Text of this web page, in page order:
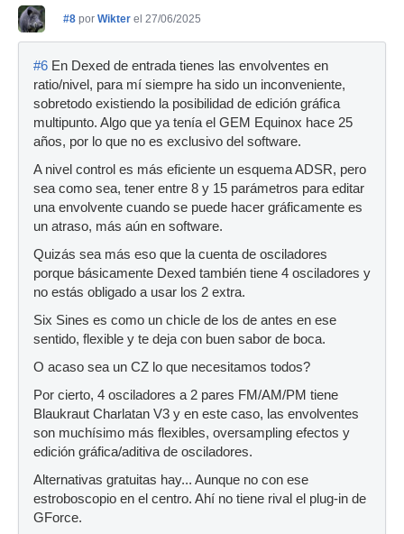
#8 por Wikter el 27/06/2025
#6 En Dexed de entrada tienes las envolventes en
ratio/nivel, para mí siempre ha sido un inconveniente,
sobretodo existiendo la posibilidad de edición gráfica
multipunto. Algo que ya tenía el GEM Equinox hace 25
años, por lo que no es exclusivo del software.
A nivel control es más eficiente un esquema ADSR, pero
sea como sea, tener entre 8 y 15 parámetros para editar
una envolvente cuando se puede hacer gráficamente es
un atraso, más aún en software.
Quizás sea más eso que la cuenta de osciladores
porque básicamente Dexed también tiene 4 osciladores y
no estás obligado a usar los 2 extra.
Six Sines es como un chicle de los de antes en ese
sentido, flexible y te deja con buen sabor de boca.
O acaso sea un CZ lo que necesitamos todos?
Por cierto, 4 osciladores a 2 pares FM/AM/PM tiene
Blaukraut Charlatan V3 y en este caso, las envolventes
son muchísimo más flexibles, oversampling efectos y
edición gráfica/aditiva de osciladores.
Alternativas gratuitas hay... Aunque no con ese
estroboscopio en el centro. Ahí no tiene rival el plug-in de
GForce.